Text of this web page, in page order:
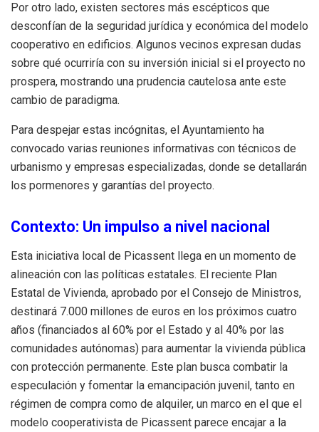
Por otro lado, existen sectores más escépticos que
desconfían de la seguridad jurídica y económica del modelo
cooperativo en edificios. Algunos vecinos expresan dudas
sobre qué ocurriría con su inversión inicial si el proyecto no
prospera, mostrando una prudencia cautelosa ante este
cambio de paradigma.
Para despejar estas incógnitas, el Ayuntamiento ha
convocado varias reuniones informativas con técnicos de
urbanismo y empresas especializadas, donde se detallarán
los pormenores y garantías del proyecto.
Contexto: Un impulso a nivel nacional
Esta iniciativa local de Picassent llega en un momento de
alineación con las políticas estatales. El reciente Plan
Estatal de Vivienda, aprobado por el Consejo de Ministros,
destinará 7.000 millones de euros en los próximos cuatro
años (financiados al 60% por el Estado y al 40% por las
comunidades autónomas) para aumentar la vivienda pública
con protección permanente. Este plan busca combatir la
especulación y fomentar la emancipación juvenil, tanto en
régimen de compra como de alquiler, un marco en el que el
modelo cooperativista de Picassent parece encajar a la